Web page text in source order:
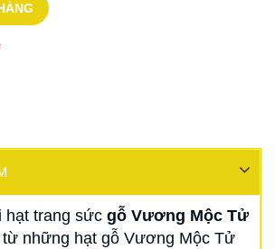
hạt trang sức gỗ Vương Mộc Tử
những hạt gỗ Vương Mộc Tử